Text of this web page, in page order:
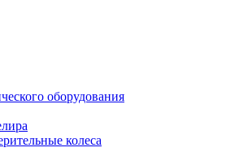
оборудования
колеса